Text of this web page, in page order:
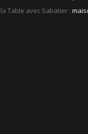
la Table avec Sabatier :